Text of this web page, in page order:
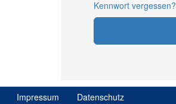
Kennwort vergessen?
Impressum Datenschutz